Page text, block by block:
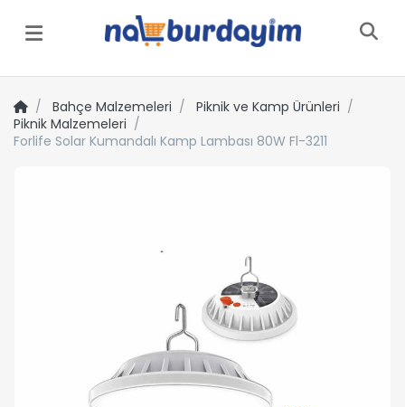
Menü
Bahçe Malzemeleri
Piknik ve Kamp Ürünleri
Piknik Malzemeleri
Forlife Solar Kumandalı Kamp Lambası 80W Fl-3211